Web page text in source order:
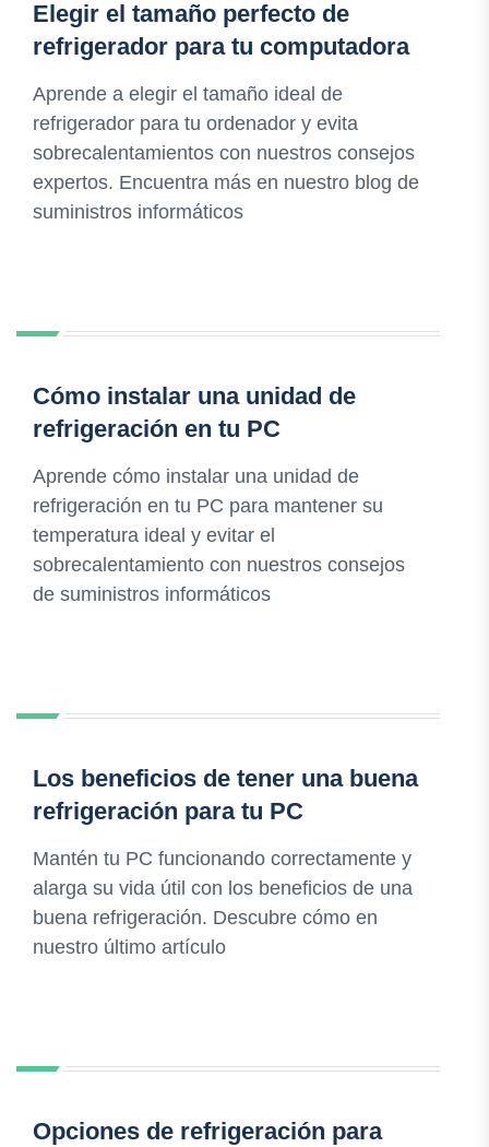
Elegir el tamaño perfecto de
refrigerador para tu computadora
Aprende a elegir el tamaño ideal de
refrigerador para tu ordenador y evita
sobrecalentamientos con nuestros consejos
expertos. Encuentra más en nuestro blog de
suministros informáticos
Cómo instalar una unidad de
refrigeración en tu PC
Aprende cómo instalar una unidad de
refrigeración en tu PC para mantener su
temperatura ideal y evitar el
sobrecalentamiento con nuestros consejos
de suministros informáticos
Los beneficios de tener una buena
refrigeración para tu PC
Mantén tu PC funcionando correctamente y
alarga su vida útil con los beneficios de una
buena refrigeración. Descubre cómo en
nuestro último artículo
Opciones de refrigeración para